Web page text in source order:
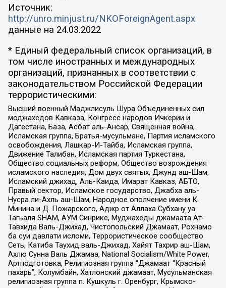
Источник:
http://unro.minjust.ru/NKOForeignAgent.aspx
данные на 24.03.2022
* Единый федеральный список организаций, в
том числе иностранных и международных
организаций, признанных в соответствии с
законодательством Российской Федерации
террористическими:
Высший военный Маджлисуль Шура Объединенных сил
моджахедов Кавказа, Конгресс народов Ичкерии и
Дагестана, База, Асбат аль-Ансар, Священная война,
Исламская группа, Братья-мусульмане, Партия исламского
освобождения, Лашкар-И-Тайба, Исламская группа,
Движение Талибан, Исламская партия Туркестана,
Общество социальных реформ, Общество возрождения
исламского наследия, Дом двух святых, Джунд аш-Шам,
Исламский джихад, Аль-Каида, Имарат Кавказ, АБТО,
Правый сектор, Исламское государство, Джабха аль-
Нусра ли-Ахль аш-Шам, Народное ополчение имени К.
Минина и Д. Пожарского, Аджр от Аллаха Субхану уа
Тагьаля SHAM, АУМ Синрике, Муджахеды джамаата Ат-
Тавхида Валь-Джихад, Чистопольский Джамаат, Рохнамо
ба суи давлати исломи, Террористическое сообщество
Сеть, Катиба Таухид валь-Джихад, Хайят Тахрир аш-Шам,
Ахлю Сунна Валь Джамаа, National Socialism/White Power,
Артподготовка, Религиозная группа “Джамаат “Красный
пахарь”, Колумбайн, Хатлонский джамаат, Мусульманская
религиозная группа п. Кушкуль г. Оренбург, Крымско-